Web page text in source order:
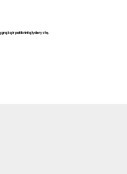
grąžą ir patikrintą lyderystę.